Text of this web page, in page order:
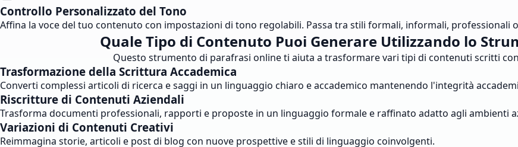
Controllo Personalizzato del Tono
Affina la voce del tuo contenuto con impostazioni di tono regolabili. Passa tra stili formali, informali, professionali
Quale Tipo di Contenuto Puoi Generare Utilizzando lo
Questo strumento di parafrasi online ti aiuta a trasformare vari tipi di contenuti scritti
Trasformazione della Scrittura Accademica
Converti complessi articoli di ricerca e saggi in un linguaggio chiaro e accademico mantenendo l'integrità
Riscritture di Contenuti Aziendali
Trasforma documenti professionali, rapporti e proposte in un linguaggio formale e raffinato adatto agli ambienti
Variazioni di Contenuti Creativi
Reimmagina storie, articoli e post di blog con nuove prospettive e stili di linguaggio coinvolgenti.